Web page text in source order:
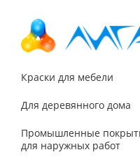
Краски для мебели
Для деревянного дома
Промышленные
для наружных работ